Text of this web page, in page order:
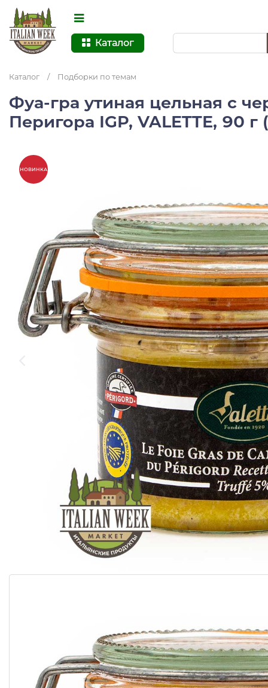
Каталог
Каталог / Подборки по темам
Фуа-гра утиная цельная с
Перигора IGP, VALETTE, 90 г
НОВИНКА